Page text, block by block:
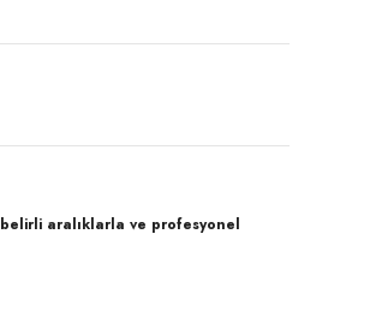
belirli aralıklarla ve profesyonel